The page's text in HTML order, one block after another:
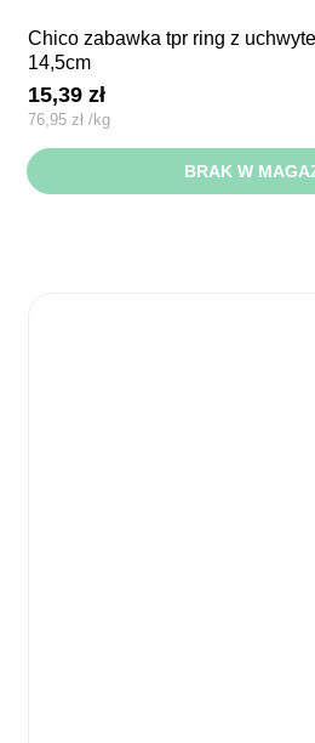
chico zabawka tpr ring z uchwytem do przeciągania
14,5cm
15,39zł
76,95zł /kg
BRAK W